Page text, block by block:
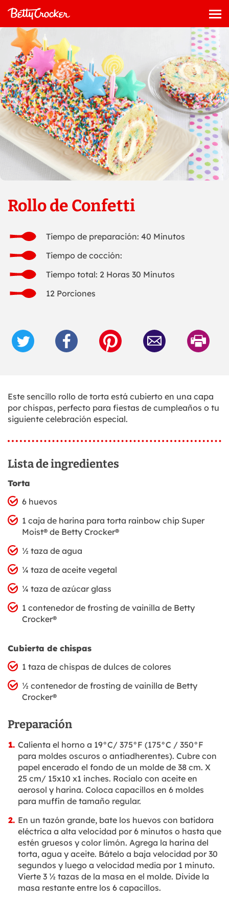
Rollo de Confetti
Tiempo de preparación: 40 Minutos
Tiempo de cocción:
Tiempo total: 2 Horas 30 Minutos
12 Porciones
Este sencillo rollo de torta está cubierto en una capa
por chispas, perfecto para fiestas de cumpleaños o tu
siguiente celebración especial.
Lista de ingredientes
Torta
6 huevos
1 caja de harina para torta rainbow chip Super
Moist® de Betty Crocker®
½ taza de agua
¼ taza de aceite vegetal
¼ taza de azúcar glass
1 contenedor de frosting de vainilla de Betty
Crocker®
Cubierta de chispas
1 taza de chispas de dulces de colores
½ contenedor de frosting de vainilla de Betty
Crocker®
Preparación
Calienta el horno a 19°C/ 375°F (175°C / 350°F
para moldes oscuros o antiadherentes). Cubre con
papel encerado el fondo de un molde de 38 cm. X
25 cm/ 15x10 x1 inches. Rocíalo con aceite en
aerosol y harina. Coloca capacillos en 6 moldes
para muffin de tamaño regular.
En un tazón grande, bate los huevos con batidora
eléctrica a alta velocidad por 6 minutos o hasta que
estén gruesos y color limón. Agrega la harina del
torta, agua y aceite. Bátelo a baja velocidad por 30
segundos y luego a velocidad media por 1 minuto.
Vierte 3 ½ tazas de la masa en el molde. Divide la
masa restante entre los 6 capacillos.